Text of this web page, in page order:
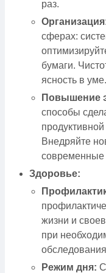
раз.
сферах:
бумаги.
ясность в уме.
Повышение
способы
Внедряйте
современные
Здоровье:
жизни и
при
Режим дня: